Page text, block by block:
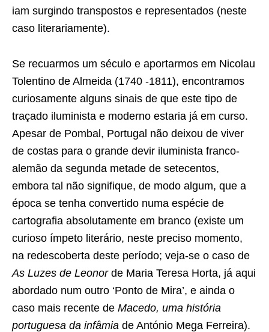
iam surgindo transpostos e representados (neste
caso literariamente).
Se recuarmos um século e aportarmos em Nicolau
Tolentino de Almeida (1740 -1811), encontramos
curiosamente alguns sinais de que este tipo de
traçado iluminista e moderno estaria já em curso.
Apesar de Pombal, Portugal não deixou de viver
de costas para o grande devir iluminista franco-
alemão da segunda metade de setecentos,
embora tal não signifique, de modo algum, que a
época se tenha convertido numa espécie de
cartografia absolutamente em branco (existe um
curioso ímpeto literário, neste preciso momento,
na redescoberta deste período; veja-se o caso de
As Luzes de Leonorde Maria Teresa Horta, já aqui
abordado num outro ‘Ponto de Mira’, e ainda o
caso mais recente de Macedo, uma história
portuguesa da infâmia de António Mega Ferreira).